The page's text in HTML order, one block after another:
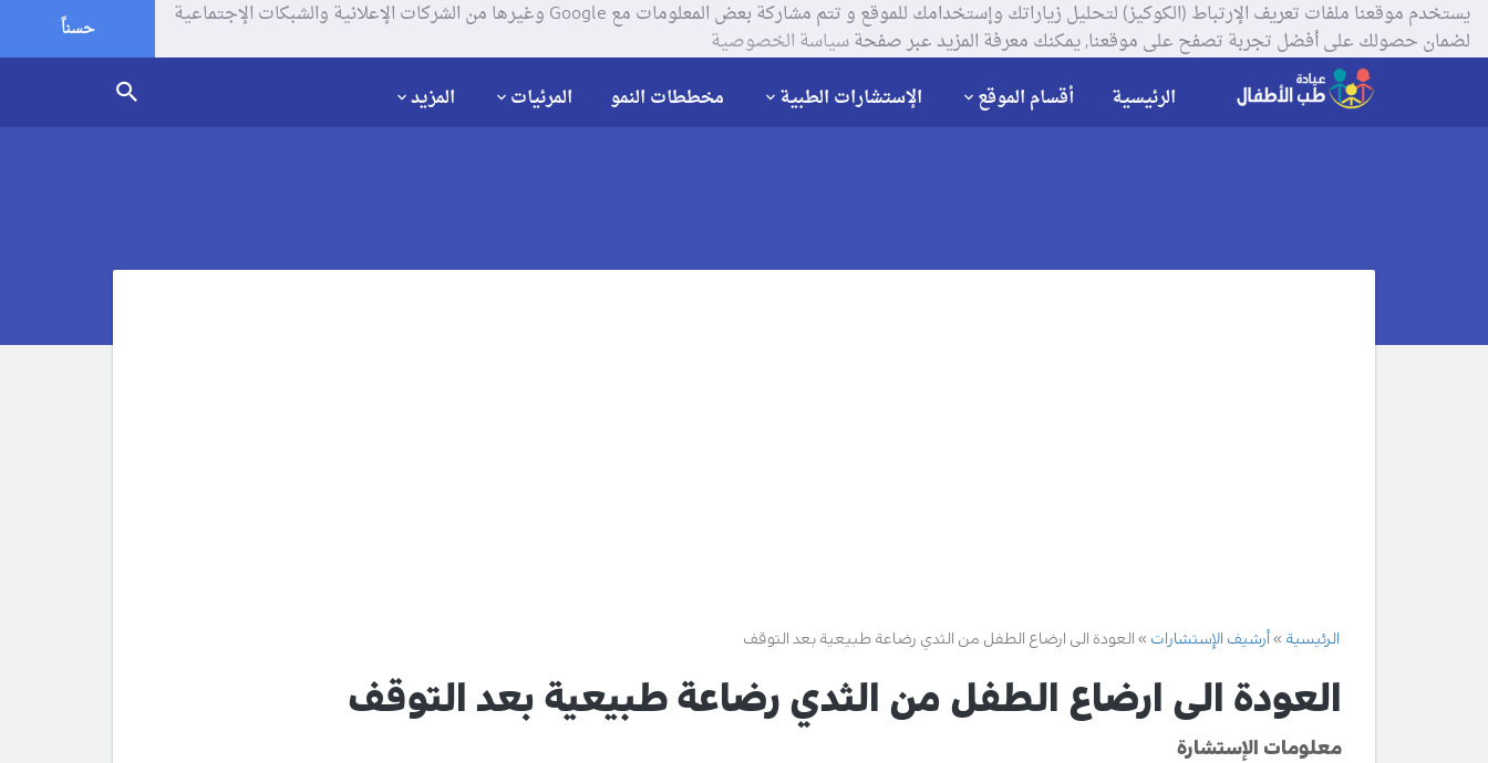
يستخدم موقعنا ملفات تعريف الإرتباط (الكوكيز) لتحليل زياراتك وإستخدامك للموقع و تتم مشاركة بعض المعلومات مع Google وغيرها من الشركات الإعلانية والشبكات الإجتماعية
لضمان حصولك على أفضل تجربة تصفح على موقعنا, يمكنك معرفة المزيد عبر صفحةسياسة الخصوصية حسناً
الرئيسية أقسام الموقع الإستشارات الطبية مخططات النمو المرئيات المزيد
الرئيسية أرشيف الإستشارات العودة الى ارضاع الطفل من الثدي رضاعة طبيعية بعد التوقف
العودة الى ارضاع الطفل من الثدي رضاعة طبيعية بعد التوقف
معلومات الإستشارة